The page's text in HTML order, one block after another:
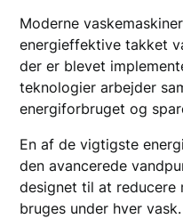
Moderne
energieffektive takket
der er blevet
teknologier arbejder
energiforbruget og
En af de vigtigste
den avancerede
designet til at
bruges under hver